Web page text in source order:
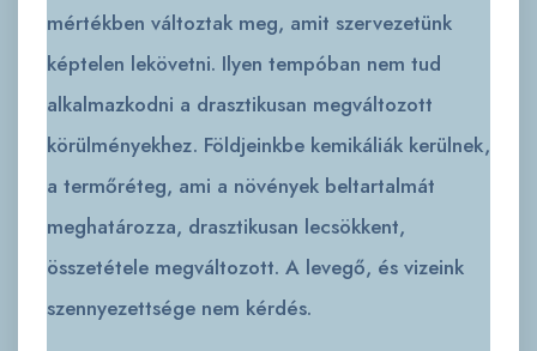
mértékben változtak meg, amit szervezetünk
képtelen lekövetni. Ilyen tempóban nem tud
alkalmazkodni a drasztikusan megváltozott
körülményekhez. Földjeinkbe kemikáliák kerülnek,
a termőréteg, ami a növények beltartalmát
meghatározza, drasztikusan lecsökkent,
összetétele megváltozott. A levegő, és vizeink
szennyezettsége nem kérdés.